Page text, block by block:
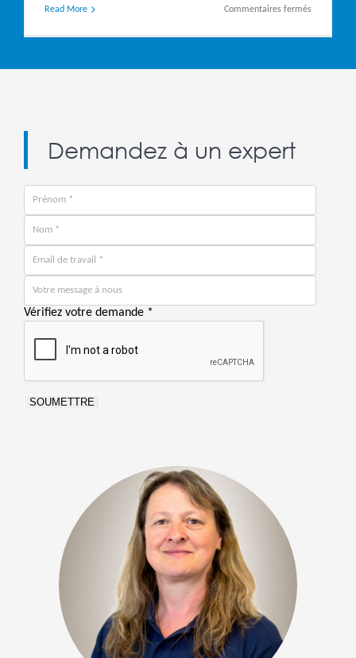
Read More Commentaires ferméssur
Demandez à un expert
Vérifiez votre demande *
SOUMETTRE